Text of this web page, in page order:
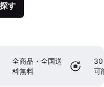
す
全商品・全国送
料無料
30
可